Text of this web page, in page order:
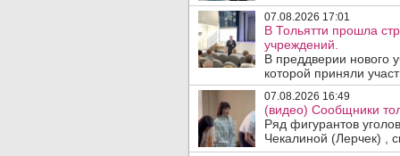
07.08.2026 17:01
В Тольятти прошла
учреждений.
В преддверии нового
которой приняли
07.08.2026 16:49
(видео) Сообщники
Ряд фигурантов
Чекалиной (Лерчек) ,